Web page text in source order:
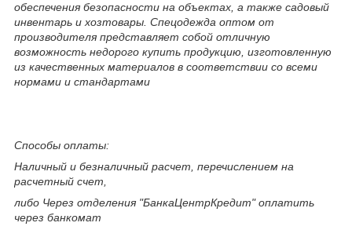
обеспечения безопасности на объектах, а также садовый
инвентарь и хозтовары. Спецодежда оптом от
производителя представляет собой отличную
возможность недорого купить продукцию, изготовленную
из качественных материалов в соответствии со всеми
нормами и стандартами
Способы оплаты:
Наличный и безналичный расчет, перечислением на
расчетный счет,
либо Через отделения "БанкаЦентрКредит" оплатить
через банкомат